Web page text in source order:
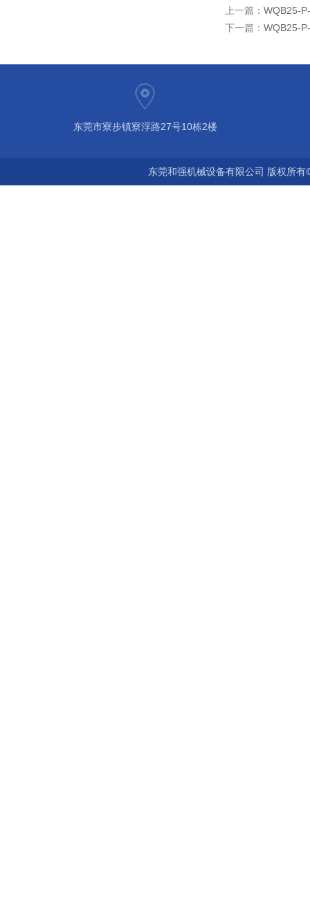
上一篇： WQB25-
下一篇： WQB25-
东莞市寮步镇寮浮路27号10栋2楼
东莞和强机械设备有限公司 版权所